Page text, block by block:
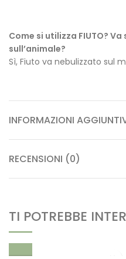
Come si utilizza FIUTO?
sull’animale?
Sì, Fiuto va nebulizzato sul
INFORMAZIONI
RECENSIONI (0)
TI POTREBBE